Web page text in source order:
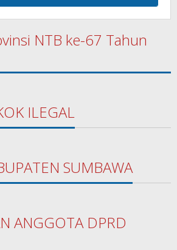
NTB ke-67 Tahun
ILEGAL
SUMBAWA
ANGGOTA DPRD